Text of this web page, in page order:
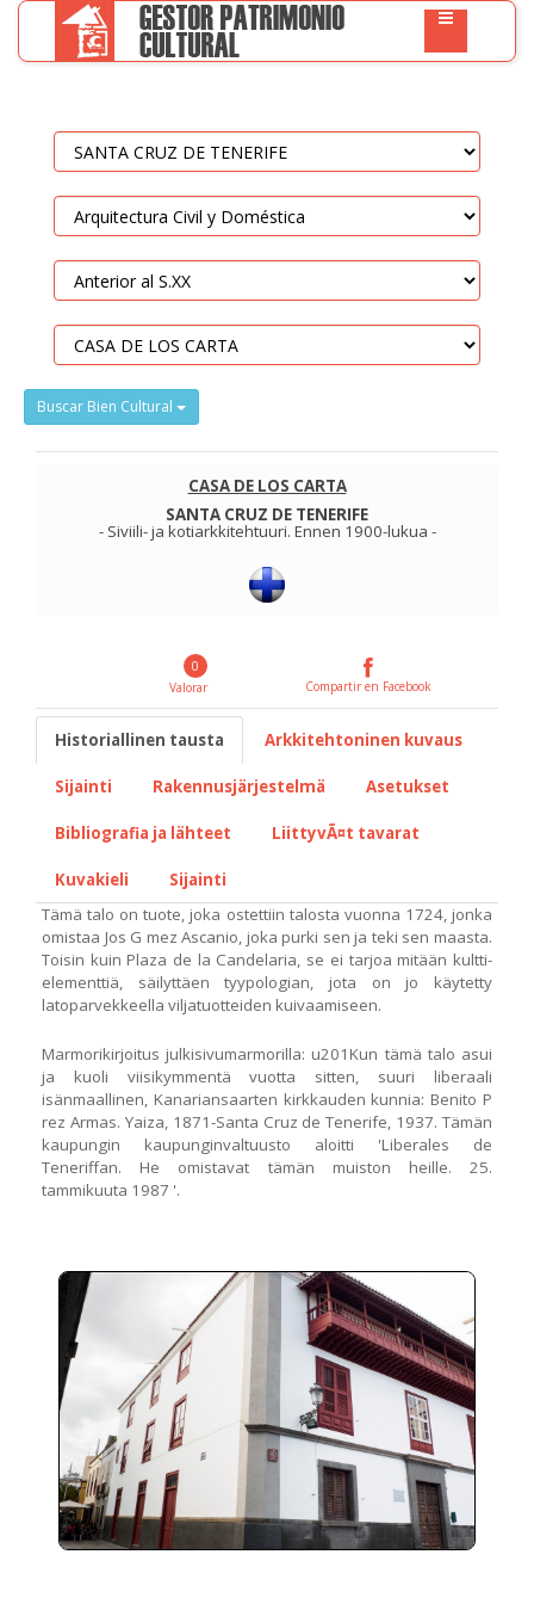
Buscar Bien Cultural
CASA DE LOS CARTA
SANTA CRUZ DE TENERIFE
- Siviili- ja kotiarkkitehtuuri. Ennen 1900-lukua -
0
Valorar
Compartir en Facebook
Historiallinen tausta Arkkitehtoninen kuvaus
Sijainti Rakennusjärjestelmä Asetukset
Bibliografia ja lähteet LiittyvÃ¤t tavarat
Kuvakieli
Sijainti
Tämä talo on tuote, joka ostettiin talosta vuonna 1724, jonka
omistaa Jos G mez Ascanio, joka purki sen ja teki sen maasta.
Toisin kuin Plaza de la Candelaria, se ei tarjoa mitään kultti-
elementtiä, säilyttäen tyypologian, jota on jo käytetty
latoparvekkeella viljatuotteiden kuivaamiseen.
Marmorikirjoitus julkisivumarmorilla: u201Kun tämä talo asui
ja kuoli viisikymmentä vuotta sitten, suuri liberaali
isänmaallinen, Kanariansaarten kirkkauden kunnia: Benito P
rez Armas. Yaiza, 1871-Santa Cruz de Tenerife, 1937. Tämän
kaupungin kaupunginvaltuusto aloitti 'Liberales de
Teneriffan. He omistavat tämän muiston heille. 25.
tammikuuta 1987 '.